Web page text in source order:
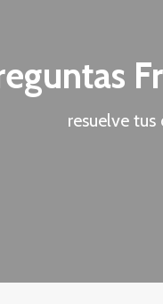
resuelve tus